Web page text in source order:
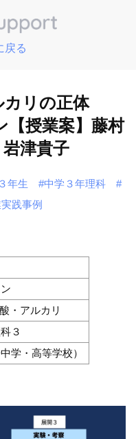
戻る
リの正体
【授業案】藤村
津貴子
年生 #中学３年理科
#
践事例
・アルカリ
３
学・高等学校）